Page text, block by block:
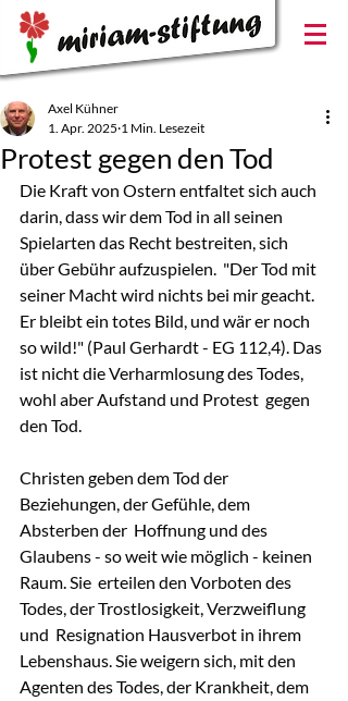
Protest gegen den Tod
Axel Kühner
1. Apr. 2025 1 Min. Lesezeit
Die Kraft von Ostern entfaltet sich auch
darin, dass wir dem Tod in all seinen
Spielarten das Recht bestreiten, sich
über Gebühr aufzuspielen.  "Der Tod mit
seiner Macht wird nichts bei mir geacht.
Er bleibt ein totes Bild, und wär er noch
so wild!" (Paul Gerhardt - EG 112,4). Das
ist nicht die Verharmlosung des Todes,
wohl aber Aufstand und Protest  gegen
den Tod.
Christen geben dem Tod der
Beziehungen, der Gefühle, dem
Absterben der  Hoffnung und des
Glaubens - so weit wie möglich - keinen
Raum. Sie  erteilen den Vorboten des
Todes, der Trostlosigkeit, Verzweiflung
und  Resignation Hausverbot in ihrem
Lebenshaus. Sie weigern sich, mit den
Agenten des Todes, der Krankheit, dem